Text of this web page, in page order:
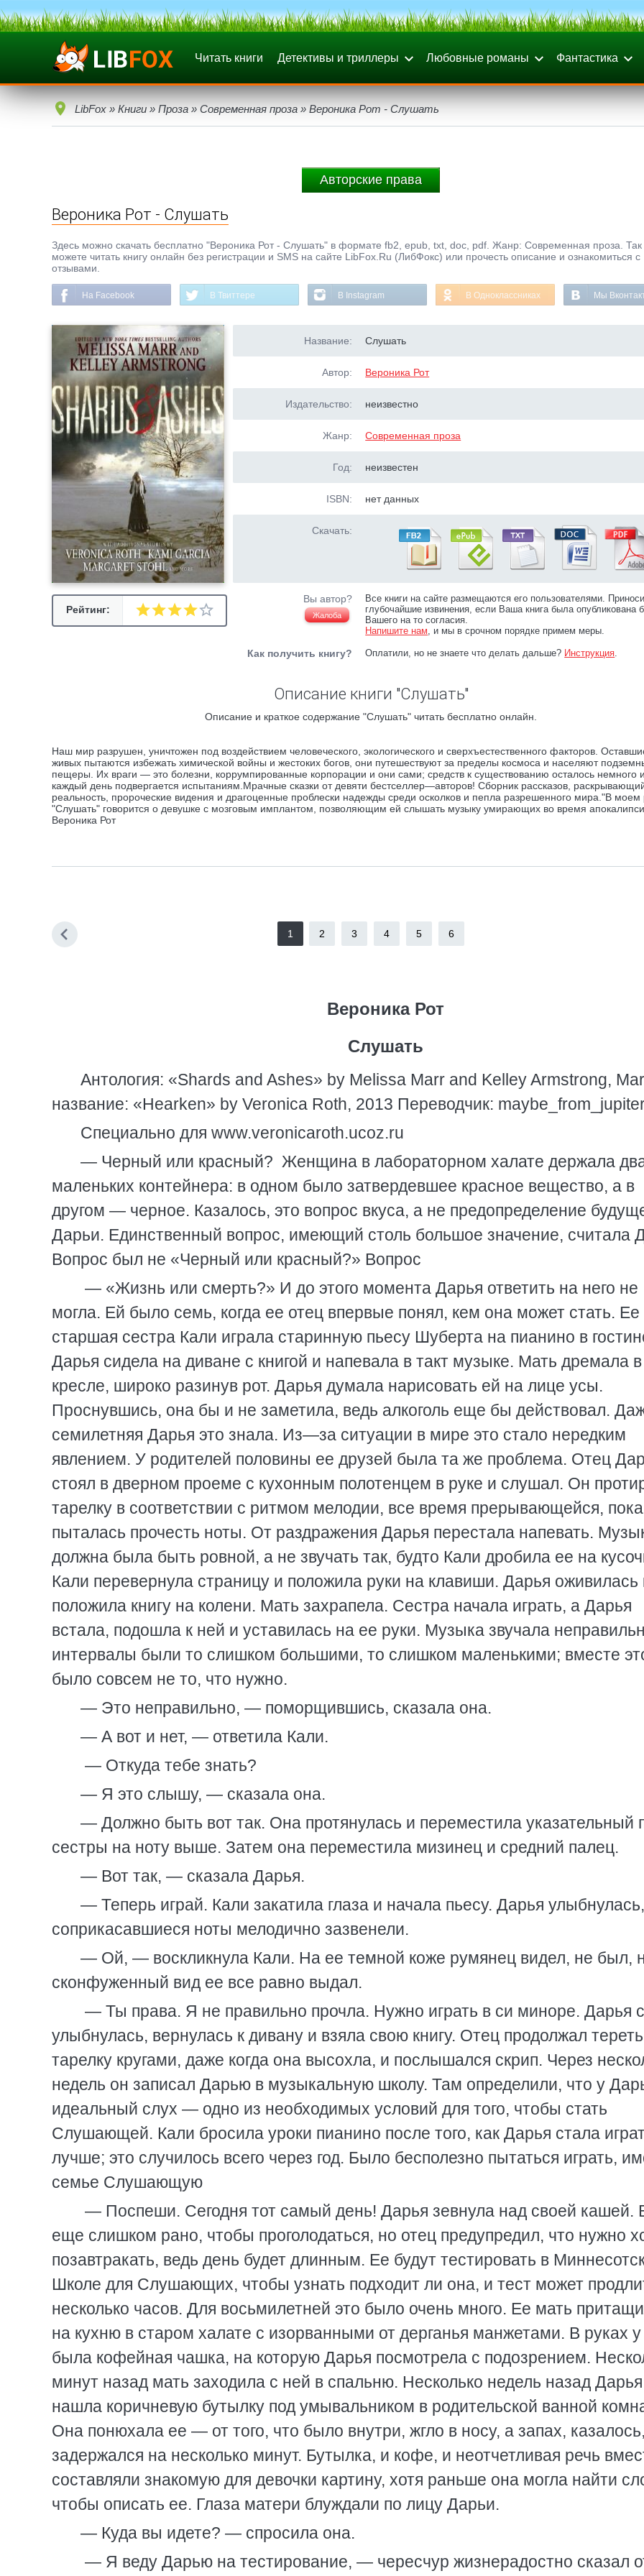
Читать книги Детективы и триллеры Любовные романы Фантастика
LibFox » Книги » Проза » Современная проза » Вероника Рот - Слушать
Авторские права
Вероника Рот - Слушать
Здесь можно скачать бесплатно "Вероника Рот - Слушать" в формате fb2, epub, txt, doc, pdf. Жанр: Современная проза.
можете читать книгу онлайн без регистрации и SMS на сайте LibFox.Ru (ЛибФокс) или прочесть описание и ознакомиться с
отзывами.
На Facebook В Твиттере В Instagram В Одноклассниках Мы
Рейтинг:
Название: Слушать
Автор: Вероника Рот
Издательство: неизвестно
Жанр: Современная проза
Год: неизвестен
ISBN: нет данных
Скачать:
Вы автор?
Жалоба
Все книги на сайте размещаются его пользователями.
глубочайшие извинения, если Ваша книга была опубликована
Вашего на то согласия.
Напишите нам, и мы в срочном порядке примем меры.
Как получить книгу? Оплатили, но не знаете что делать дальше? Инструкция.
Описание книги "Слушать"
Описание и краткое содержание "Слушать" читать бесплатно онлайн.
Наш мир разрушен, уничтожен под воздействием человеческого, экологического и сверхъестественного факторов.
живых пытаются избежать химической войны и жестоких богов, они путешествуют за пределы космоса и населяют
пещеры. Их враги — это болезни, коррумпированные корпорации и они сами; средств к существованию осталось немного и
каждый день подвергается испытаниям.Мрачные сказки от девяти бестселлер—авторов! Сборник рассказов,
реальность, пророческие видения и драгоценные проблески надежды среди осколков и пепла разрешенного мира."В моем
"Слушать" говорится о девушке с мозговым имплантом, позволяющим ей слышать музыку умирающих во время
Вероника Рот
1 2 3 4 5 6
Вероника Рот
Слушать
Антология: «Shards and Ashes» by Melissa Marr and Kelley Armstrong,
название: «Hearken» by Veronica Roth, 2013 Переводчик:
Специально для www.veronicaroth.ucoz.ru
— Черный или красный? Женщина в лабораторном халате держала
маленьких контейнера: в одном было затвердевшее красное вещество, а в
другом — черное. Казалось, это вопрос вкуса, а не предопределение
Дарьи. Единственный вопрос, имеющий столь большое значение, считала
Вопрос был не «Черный или красный?» Вопрос
— «Жизнь или смерть?» И до этого момента Дарья ответить на него не
могла. Ей было семь, когда ее отец впервые понял, кем она может стать. Ее
старшая сестра Кали играла старинную пьесу Шуберта на пианино в
Дарья сидела на диване с книгой и напевала в такт музыке. Мать дремала в
кресле, широко разинув рот. Дарья думала нарисовать ей на лице усы.
Проснувшись, она бы и не заметила, ведь алкоголь еще бы действовал.
семилетняя Дарья это знала. Из—за ситуации в мире это стало нередким
явлением. У родителей половины ее друзей была та же проблема. Отец
стоял в дверном проеме с кухонным полотенцем в руке и слушал. Он
тарелку в соответствии с ритмом мелодии, все время прерывающейся,
пыталась прочесть ноты. От раздражения Дарья перестала напевать.
должна была быть ровной, а не звучать так, будто Кали дробила ее на
Кали перевернула страницу и положила руки на клавиши. Дарья оживилась
положила книгу на колени. Мать захрапела. Сестра начала играть, а Дарья
встала, подошла к ней и уставилась на ее руки. Музыка звучала
интервалы были то слишком большими, то слишком маленькими; вместе
было совсем не то, что нужно.
— Это неправильно, — поморщившись, сказала она.
— А вот и нет, — ответила Кали.
— Откуда тебе знать?
— Я это слышу, — сказала она.
— Должно быть вот так. Она протянулась и переместила указательный
сестры на ноту выше. Затем она переместила мизинец и средний палец.
— Вот так, — сказала Дарья.
— Теперь играй. Кали закатила глаза и начала пьесу. Дарья
соприкасавшиеся ноты мелодично зазвенели.
— Ой, — воскликнула Кали. На ее темной коже румянец видел, не был,
сконфуженный вид ее все равно выдал.
— Ты права. Я не правильно прочла. Нужно играть в си миноре. Дарья
улыбнулась, вернулась к дивану и взяла свою книгу. Отец продолжал тереть
тарелку кругами, даже когда она высохла, и послышался скрип. Через
недель он записал Дарью в музыкальную школу. Там определили, что у
идеальный слух — одно из необходимых условий для того, чтобы стать
Слушающей. Кали бросила уроки пианино после того, как Дарья стала
лучше; это случилось всего через год. Было бесполезно пытаться играть,
семье Слушающую
— Поспеши. Сегодня тот самый день! Дарья зевнула над своей кашей.
еще слишком рано, чтобы проголодаться, но отец предупредил, что нужно
позавтракать, ведь день будет длинным. Ее будут тестировать в
Школе для Слушающих, чтобы узнать подходит ли она, и тест может
несколько часов. Для восьмилетней это было очень много. Ее мать
на кухню в старом халате с изорванными от дерганья манжетами. В руках
была кофейная чашка, на которую Дарья посмотрела с подозрением.
минут назад мать заходила с ней в спальню. Несколько недель назад Дарья
нашла коричневую бутылку под умывальником в родительской ванной
Она понюхала ее — от того, что было внутри, жгло в носу, а запах, казалось,
задержался на несколько минут. Бутылка, и кофе, и неотчетливая речь
составляли знакомую для девочки картину, хотя раньше она могла найти
чтобы описать ее. Глаза матери блуждали по лицу Дарьи.
— Куда вы идете? — спросила она.
— Я веду Дарью на тестирование, — чересчур жизнерадостно сказал